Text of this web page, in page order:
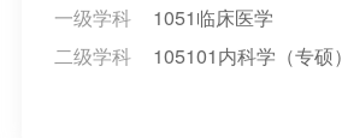
一级学科
1051临床医学
二级学科
105101内科学（专硕）